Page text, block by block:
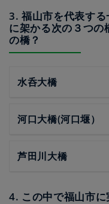
3. 福山市を代表す
に架かる次の３つ
の橋？
水呑大橋
河口大橋(河口堰）
芦田川大橋
4. この中で福山市に